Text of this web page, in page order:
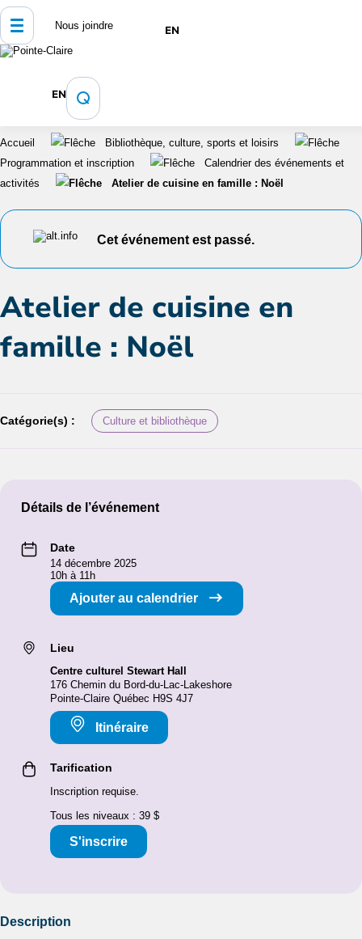
Nous joindre EN
EN
Accueil
Bibliothèque, culture, sports et loisirs
Programmation et inscription
Calendrier des événements et
activités
Atelier de cuisine en famille : Noël
Cet événement est passé.
Atelier de cuisine en
famille : Noël
Catégorie(s) : Culture et bibliothèque
Détails de l’événement
Date
14 décembre 2025
10h à 11h
Ajouter au calendrier
Lieu
Centre culturel Stewart Hall
176 Chemin du Bord-du-Lac-Lakeshore
Pointe-Claire Québec H9S 4J7
Itinéraire
Tarification
Inscription requise.
Tous les niveaux : 39 $
S'inscrire
Description